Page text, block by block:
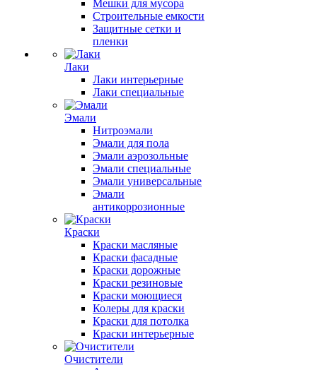
Мешки для мусора
Строительные емкости
Защитные сетки и
пленки
Лаки
Лаки интерьерные
Лаки специальные
Эмали
Нитроэмали
Эмали для пола
Эмали аэрозольные
Эмали специальные
Эмали универсальные
Эмали
антикоррозионные
Краски
Краски масляные
Краски фасадные
Краски дорожные
Краски резиновые
Краски моющиеся
Колеры для краски
Краски для потолка
Краски интерьерные
Очистители